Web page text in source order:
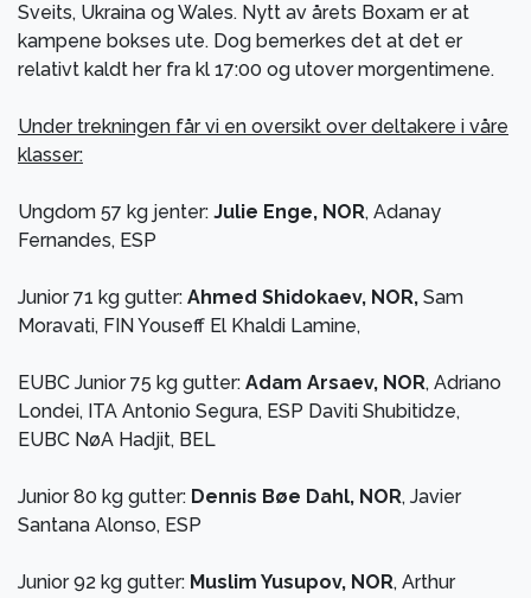
Sveits, Ukraina og Wales. Nytt av årets Boxam er at
kampene bokses ute. Dog bemerkes det at det er
relativt kaldt her fra kl 17:00 og utover morgentimene.
Under trekningen får vi en oversikt over deltakere i våre
klasser:
Ungdom 57 kg jenter: Julie Enge, NOR, Adanay
Fernandes, ESP
Junior 71 kg gutter: Ahmed Shidokaev, NOR, Sam
Moravati, FIN Youseff El Khaldi Lamine,
EUBC Junior 75 kg gutter: Adam Arsaev, NOR, Adriano
Londei, ITA Antonio Segura, ESP Daviti Shubitidze,
EUBC NøA Hadjit, BEL
Junior 80 kg gutter: Dennis Bøe Dahl, NOR, Javier
Santana Alonso, ESP
Junior 92 kg gutter: Muslim Yusupov, NOR, Arthur